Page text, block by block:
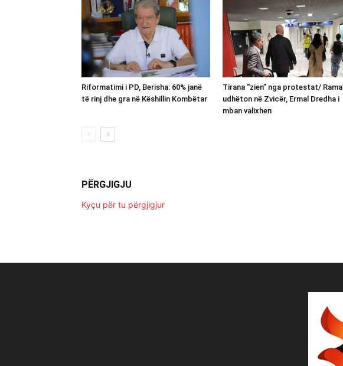
Riformatimi i PD, Berisha: 60% janë
të rinj dhe gra në Këshillin Kombëtar
Tirana “zien” nga protestat/ Rama
udhëton në Zvicër, Ermal Dredha i
mban valixhen
PËRGJIGJU
Kyçu për tu përgjigjur